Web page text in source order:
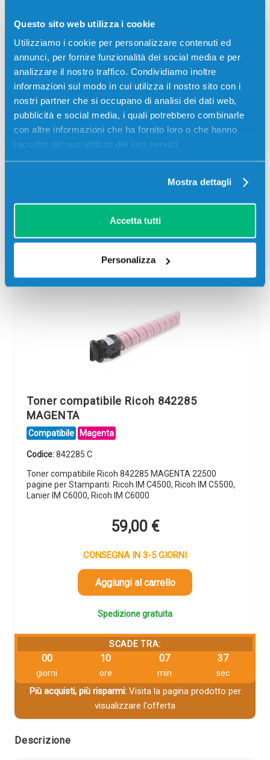
Questo sito web utilizza i cookie
Utilizziamo i cookie per personalizzare contenuti ed
annunci, per fornire funzionalità dei social media e per
analizzare il nostro traffico. Condividiamo inoltre
informazioni sul modo in cui utilizza il nostro sito con i
nostri partner che si occupano di analisi dei dati web,
pubblicità e social media, i quali potrebbero combinarle
con altre informazioni che ha fornito loro o che hanno
raccolto dal suo utilizzo dei loro servizi.
Mostra dettagli
Accetta tutti
Personalizza
C6000, Lanier IM C6000
59,00€
CONSEGNA IN 3-5 GIORNI
Aggiungi al carrello
Spedizione gratuita
07 37
Più acquisti, più risparmi:Visita la pagina prodotto per
Toner compatibile Ricoh 842285
MAGENTA
Compatibile Magenta
Codice:842285.C
Toner compatibile Ricoh 842285 MAGENTA 22500
pagine per Stampanti: Ricoh IM C4500, Ricoh IM C5500,
Lanier IM C6000, Ricoh IM C6000
59,00 €
CONSEGNA IN 3-5 GIORNI
Aggiungi al carrello
Spedizione gratuita
SCADE TRA:
00
giorni
10
ore
07
min
37
sec
Più acquisti, più risparmi:Visita la pagina prodotto per
visualizzare l'offerta
Descrizione